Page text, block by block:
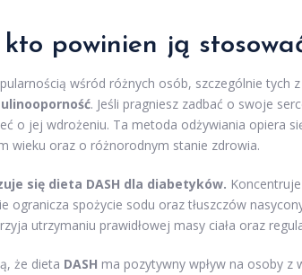
powinien ją
wśród różnych osób, szczególnie
. Jeśli pragniesz zadbać o swoje
o jej wdrożeniu. Ta metoda odżywiania opiera
wieku oraz o różnorodnym stanie zdrowia.
się dieta DASH dla diabetyków.
ogranicza spożycie sodu oraz tłuszczów
utrzymaniu prawidłowej masy ciała oraz
że dieta DASH ma pozytywny wpływ na osoby z